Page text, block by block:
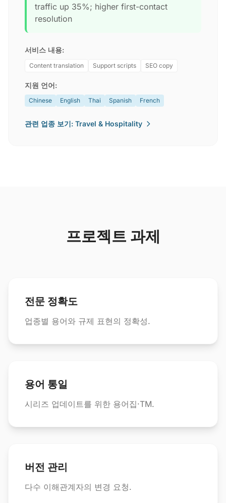
traffic up 35%; higher first-contact
resolution
서비스 내용:
Content translation Support scripts SEO copy
지원 언어:
Chinese English Thai Spanish French
관련 업종 보기: Travel & Hospitality
프로젝트 과제
전문 정확도
업종별 용어와 규제 표현의 정확성.
용어 통일
시리즈 업데이트를 위한 용어집·TM.
버전 관리
다수 이해관계자의 변경 요청.